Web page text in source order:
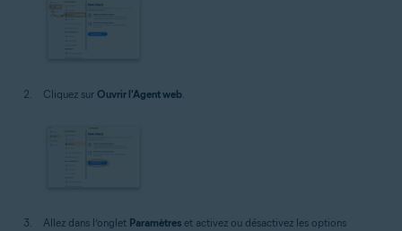
Cliquez sur Ouvrir l'Agent web
Allez dans l’onglet Paramètres et activez ou désactivez les options